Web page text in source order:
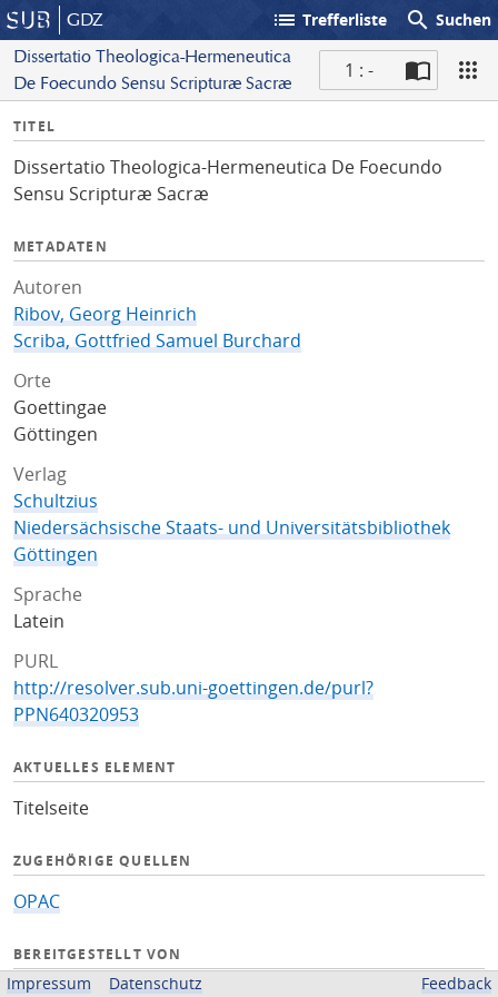
GDZ list Trefferliste search Suchen
Dissertatio Theologica-Hermeneutica
De Foecundo Sensu Scripturæ Sacræ
1 : -
I
f
o
TITEL
Dissertatio Theologica-Hermeneutica De Foecundo
Sensu Scripturæ Sacræ
METADATEN
Autoren
Ribov, Georg Heinrich
Scriba, Gottfried Samuel Burchard
Orte
Goettingae
Göttingen
Verlag
Schultzius
Niedersächsische Staats- und Universitätsbibliothek
Göttingen
Sprache
Latein
PURL
http://resolver.sub.uni-goettingen.de/purl?
PPN640320953
AKTUELLES ELEMENT
Titelseite
ZUGEHÖRIGE QUELLEN
OPAC
BEREITGESTELLT VON
Impressum Datenschutz Feedback